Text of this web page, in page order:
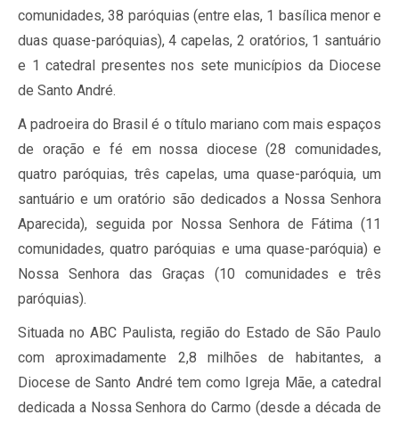
comunidades, 38 paróquias (entre elas, 1 basílica menor e
duas quase-paróquias), 4 capelas, 2 oratórios, 1 santuário
e 1 catedral presentes nos sete municípios da Diocese
de Santo André.
A padroeira do Brasil é o título mariano com mais espaços
de oração e fé em nossa diocese (28 comunidades,
quatro paróquias, três capelas, uma quase-paróquia, um
santuário e um oratório são dedicados a Nossa Senhora
Aparecida), seguida por Nossa Senhora de Fátima (11
comunidades, quatro paróquias e uma quase-paróquia) e
Nossa Senhora das Graças (10 comunidades e três
paróquias).
Situada no ABC Paulista, região do Estado de São Paulo
com aproximadamente 2,8 milhões de habitantes, a
Diocese de Santo André tem como Igreja Mãe, a catedral
dedicada a Nossa Senhora do Carmo (desde a década de